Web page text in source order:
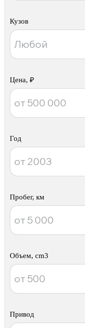
Кузов
Цена, ₽
Год
Пробег, км
Объем, cm3
Привод